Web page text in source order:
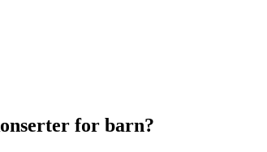
for barn?